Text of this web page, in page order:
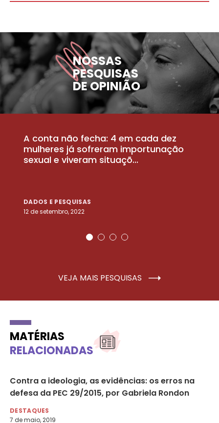
NOSSAS
PESQUISAS
DE OPINIÃO
A conta não fecha: 4 em cada dez
mulheres já sofreram importunação
sexual e viveram situaçõ...
DADOS E PESQUISAS
12 de setembro, 2022
VEJA MAIS PESQUISAS
MATÉRIAS
RELACIONADAS
Contra a ideologia, as evidências: os erros na
defesa da PEC 29/2015, por Gabriela Rondon
DESTAQUES
7 de maio, 2019